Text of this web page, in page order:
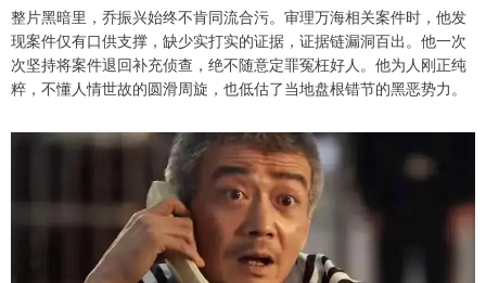
整片黑暗里，乔振兴始终不肯同流合污。审理万海相关案件时，他发
现案件仅有口供支撑，缺少实打实的证据，证据链漏洞百出。他一次
次坚持将案件退回补充侦查，绝不随意定罪冤枉好人。他为人刚正纯
粹，不懂人情世故的圆滑周旋，也低估了当地盘根错节的黑恶势力。